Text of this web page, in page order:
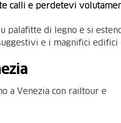
calli e perdetevi
palafitte di legno e si
e i magnifici
a Venezia con railtour e